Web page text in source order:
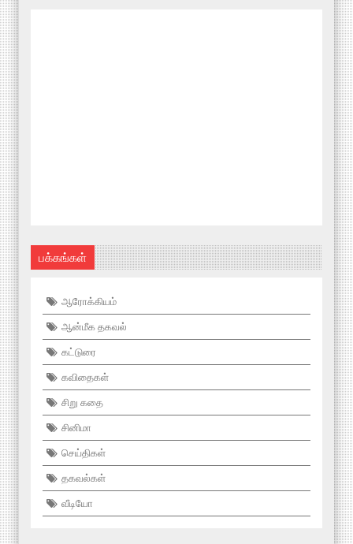
பக்கங்கள்
ஆரோக்கியம்
ஆன்மீக தகவல்
கட்டுரை
கவிதைகள்
சிறு கதை
சினிமா
செய்திகள்
தகவல்கள்
வீடியோ